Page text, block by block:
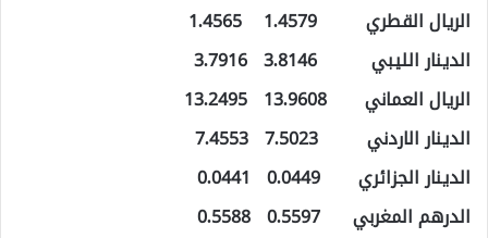
الريال القطري 1.4579 1.4565
الدينار الليبي 3.8146 3.7916
الريال العماني 13.9608 13.2495
الدينار الاردني 7.5023 7.4553
الدينار الجزائري 0.0449 0.0441
الدرهم المغربي 0.5597 0.5588